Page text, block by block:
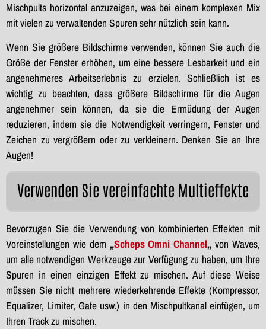
Mischpults horizontal anzuzeigen, was bei einem komplexen Mix
mit vielen zu verwaltenden Spuren sehr nützlich sein kann.
Wenn Sie größere Bildschirme verwenden, können Sie auch die
Größe der Fenster erhöhen, um eine bessere Lesbarkeit und ein
angenehmeres Arbeitserlebnis zu erzielen. Schließlich ist es
wichtig zu beachten, dass größere Bildschirme für die Augen
angenehmer sein können, da sie die Ermüdung der Augen
reduzieren, indem sie die Notwendigkeit verringern, Fenster und
Zeichen zu vergrößern oder zu verkleinern. Denken Sie an Ihre
Augen!
Verwenden Sie vereinfachte Multieffekte
Bevorzugen Sie die Verwendung von kombinierten Effekten mit
Voreinstellungen wie dem „Scheps Omni Channel„ von Waves,
um alle notwendigen Werkzeuge zur Verfügung zu haben, um Ihre
Spuren in einen einzigen Effekt zu mischen. Auf diese Weise
müssen Sie nicht mehrere wiederkehrende Effekte (Kompressor,
Equalizer, Limiter, Gate usw.) in den Mischpultkanal einfügen, um
Ihren Track zu mischen.